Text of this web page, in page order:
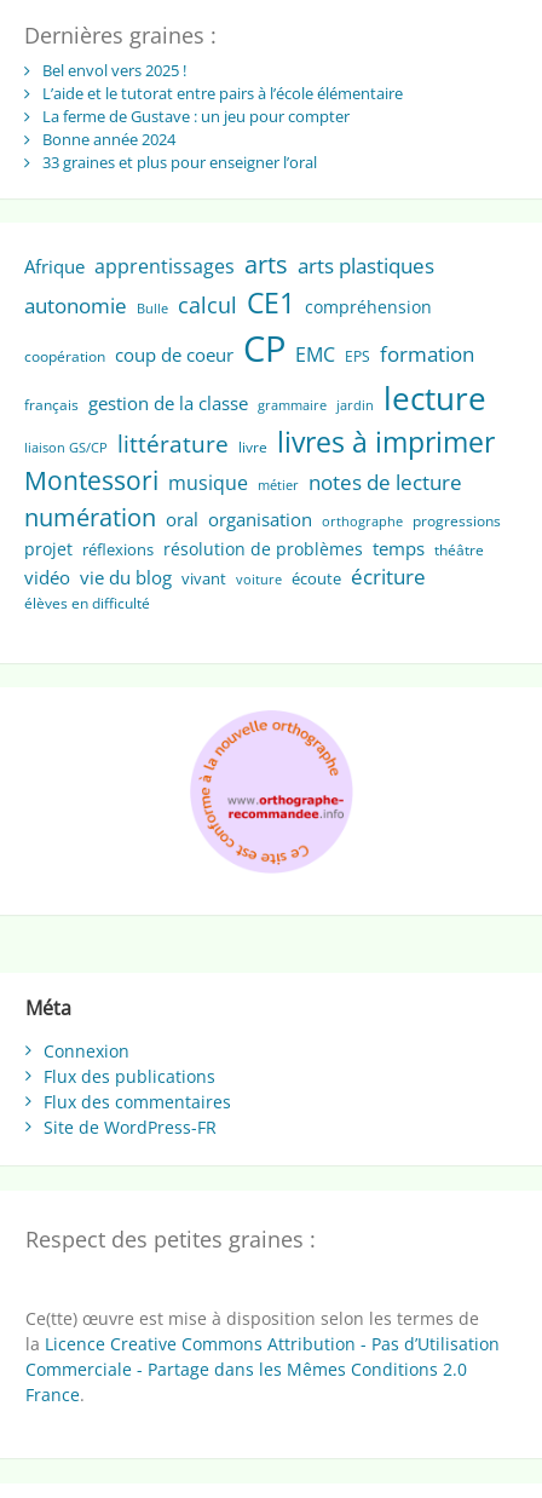
Dernières graines :
Bel envol vers 2025 !
L’aide et le tutorat entre pairs à l’école élémentaire
La ferme de Gustave : un jeu pour compter
Bonne année 2024
33 graines et plus pour enseigner l’oral
Afrique apprentissages arts arts plastiques
autonomie
Bulle calcul CE1 compréhension
coopération coup de coeur CP EMC EPS formation
français gestion de la classe grammaire jardin lecture
liaison GS/CP littérature livre livres à imprimer
Montessori musique métier notes de lecture
numération oral organisation orthographe progressions
projet réflexions résolution de problèmes temps théâtre
vidéo vie du blog vivant voiture écoute écriture
élèves en difficulté
Méta
Connexion
Flux des publications
Flux des commentaires
Site de WordPress-FR
Respect des petites graines :
Ce(tte) œuvre est mise à disposition selon les termes de
la Licence Creative Commons Attribution - Pas d’Utilisation
Commerciale - Partage dans les Mêmes Conditions 2.0
France.